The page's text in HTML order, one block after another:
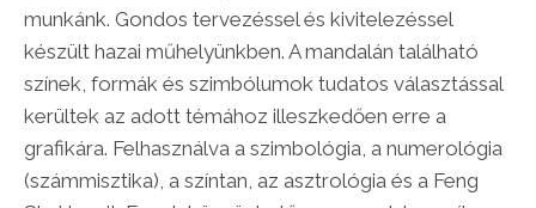
munkánk. Gondos tervezéssel és kivitelezéssel
készült hazai műhelyünkben. A mandalán található
színek, formák és szimbólumok tudatos választással
kerültek az adott témához illeszkedően erre a
grafikára. Felhasználva a szimbológia, a numerológia
(számmisztika), a színtan, az asztrológia és a Feng